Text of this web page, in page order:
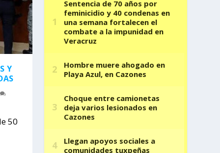
Y
50